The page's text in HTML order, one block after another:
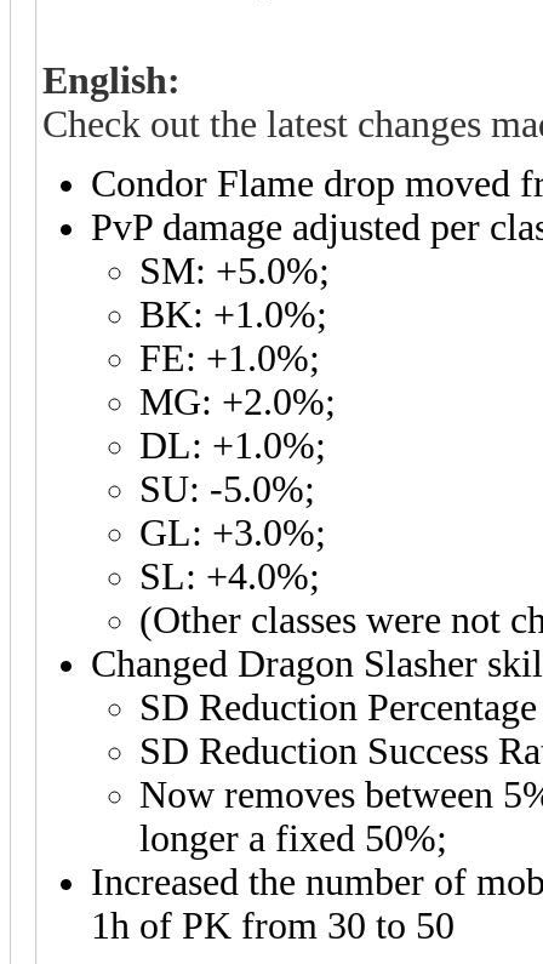
English:
Check out the latest changes
Condor Flame drop moved
PvP damage adjusted per
SM: +5.0%;
BK: +1.0%;
FE: +1.0%;
MG: +2.0%;
DL: +1.0%;
SU: -5.0%;
GL: +3.0%;
SL: +4.0%;
(Other classes were not
Changed Dragon Slasher
SD Reduction
SD Reduction Success
Now removes between
longer a fixed 50%;
Increased the number of
1h of PK from 30 to 50